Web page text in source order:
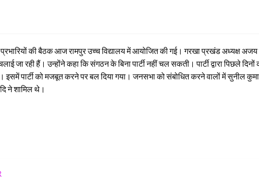
की बैठक आज रामपुर उच्च विद्यालय में आयोजित की गई। गरखा प्रखंड अध्यक्ष अजय
जा रही हैं। उन्होंने कहा कि संगठन के बिना पार्टी नहीं चल सकती। पार्टी द्वारा पिछले
पार्टी को मजबूत करने पर बल दिया गया। जनसभा को संबोधित करने वालों में सुनील
ने शामिल थे।